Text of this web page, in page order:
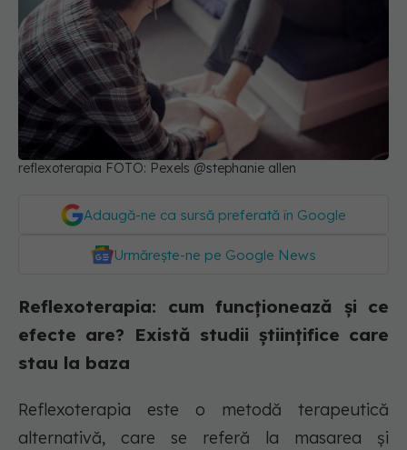
reflexoterapia FOTO: Pexels @stephanie allen
Adaugă-ne ca sursă preferată în Google
Urmărește-ne pe Google News
Reflexoterapia: cum funcționează și ce
efecte are? Există studii științifice care
stau la baza
Reflexoterapia este o metodă terapeutică
alternativă, care se referă la masarea și